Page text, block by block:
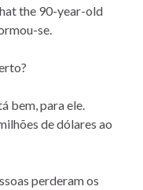
the 90-year-old
se.
bem, para ele.
de dólares ao
perderam os